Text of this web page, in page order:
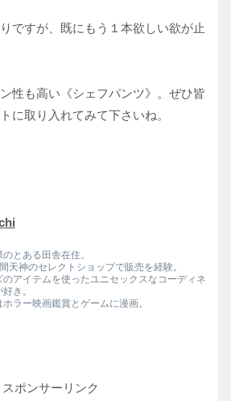
ですが、既にもう１本欲しい欲が止
性も高い《シェフパンツ》。ぜひ皆
に取り入れてみて下さいね。
とある田舎在住。
天神のセレクトショップで販売を経験。
のアイテムを使ったユニセックスなコーディネ
き。
ホラー映画鑑賞とゲームに漫画。
スポンサーリンク